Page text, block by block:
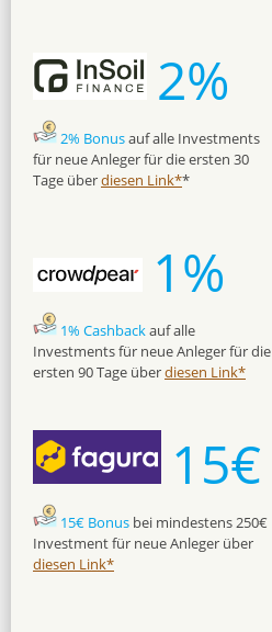
2%
2% Bonusauf alle Investments
für neue Anleger für die ersten 30
Tage überdiesen Link**
1%
1% Cashbackauf alle
Investments für neue Anleger für die
ersten 90 Tage überdiesen Link*
15€
15€ Bonus bei mindestens 250€
Investment für neue Anleger über
diesen Link*